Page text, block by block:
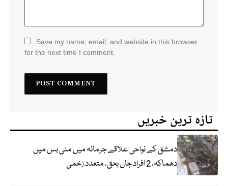
Save my name, email, and website in this browser
for the next time I comment.
تازہ ترین خبریں
دمشق کے نواحی علاقے جرمانہ میں منی بس میں
دھماکہ، 2 افراد جاں بحق، متعدد زخمی